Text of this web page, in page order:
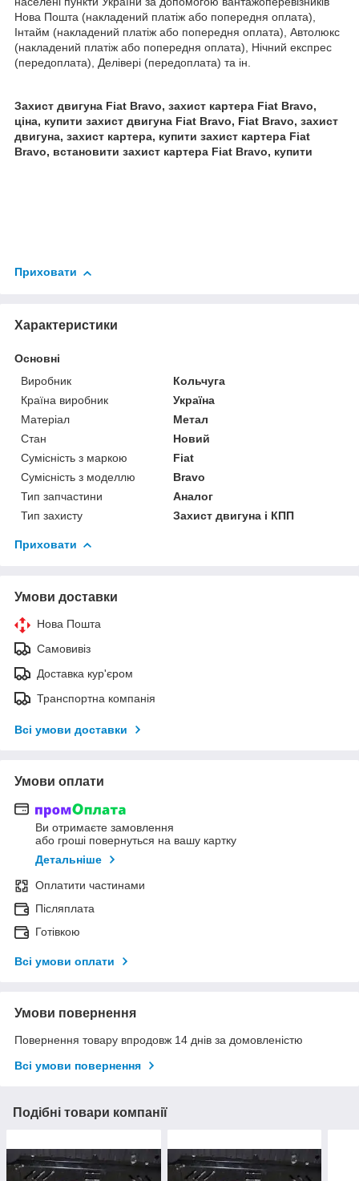
Нова Пошта (накладений платіж або попередня оплата),
Інтайм (накладений платіж або попередня оплата), Автолюкс
(накладений платіж або попередня оплата), Нічний експрес
(передоплата), Делівері (передоплата) та ін.
Захист двигуна Fiat Bravo, захист картера Fiat Bravo,
ціна, купити захист двигуна Fiat Bravo, Fiat Bravo, захист
двигуна, захист картера, купити захист картера Fiat
Bravo, встановити захист картера Fiat Bravo, купити
Приховати
Характеристики
Основні
Виробник
Кольчуга
Країна виробник
Україна
Матеріал
Метал
Стан
Новий
Сумісність з маркою
Fiat
Сумісність з моделлю
Bravo
Тип запчастини
Аналог
Тип захисту
Захист двигуна і КПП
Приховати
Умови доставки
Нова Пошта
Самовивіз
Доставка кур'єром
Транспортна компанія
Всі умови доставки
Умови оплати
Ви отримаєте замовлення
або гроші повернуться на вашу картку
Детальніше
Оплатити частинами
Післяплата
Готівкою
Всі умови оплати
Умови повернення
Повернення товару впродовж 14 днів за домовленістю
Всі умови повернення
Подібні товари компанії